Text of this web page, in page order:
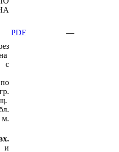
с
PDF —